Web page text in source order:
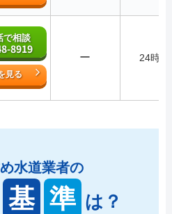
で相談
8919
見る
ー 24時間
水道業者の
基 準 は？